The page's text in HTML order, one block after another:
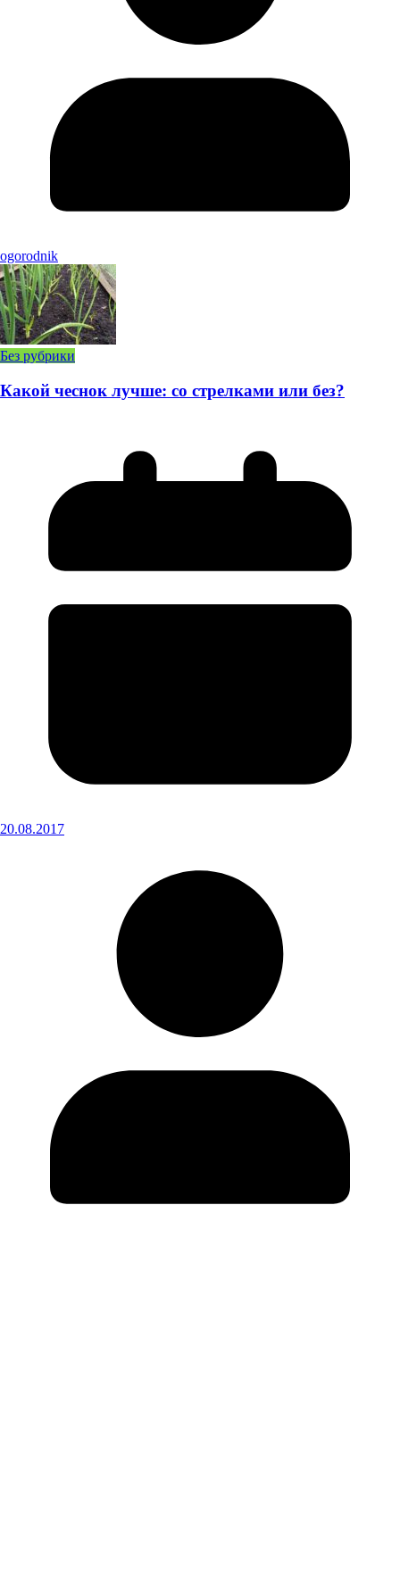
ogorodnik
Без рубрики
Какой чеснок лучше: со стрелками или без?
20.08.2017